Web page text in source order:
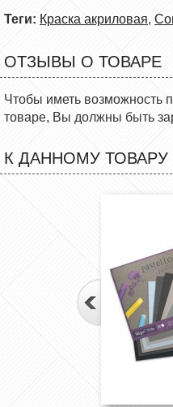
Теги: Краска акриловая,
ОТЗЫВЫ О ТОВАРЕ
Чтобы иметь возможность
товаре, Вы должны быть
К ДАННОМУ